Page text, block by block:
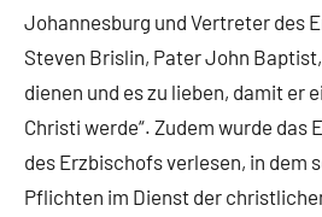
Johannesburg und Vertreter des
Steven Brislin, Pater John Baptist,
dienen und es zu lieben, damit er
Christi werde“. Zudem wurde das
des Erzbischofs verlesen, in dem
Pflichten im Dienst der